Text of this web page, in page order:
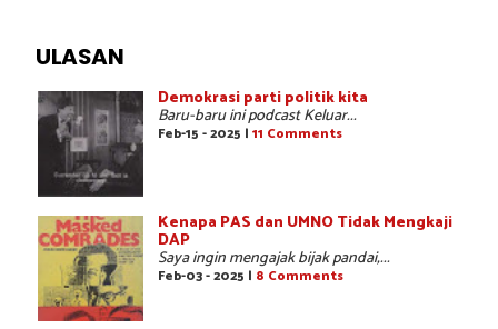
ULASAN
Demokrasi parti politik kita
Baru-baru ini podcast Keluar...
Feb-15 - 2025 | 11 Comments
Kenapa PAS dan UMNO Tidak Mengkaji
DAP
Saya ingin mengajak bijak pandai,...
Feb-03 - 2025 | 8 Comments